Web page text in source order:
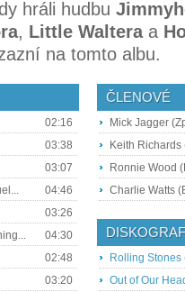
hráli hudbu
, Little Walteraa
na tomto albu.
02:16
03:38
03:07
04:46
03:26
04:30
02:48
03:20
ČLENOVÉ
Mick Jagger
Keith Richards
Ronnie Wood
Charlie Watts
Rolling Stones
Out of Our